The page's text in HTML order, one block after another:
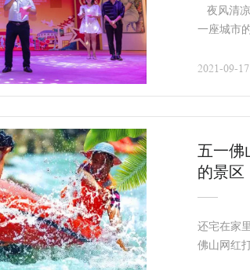
夜风清凉
一座城市
2021-09-17
五一佛
的景区
还宅在家
佛山网红